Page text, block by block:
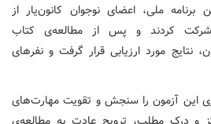
ملی، اعضای نوجوان کانون‌یار از
کردند و پس از مطالعه‌ی کتاب
مورد ارزیابی قرار گرفت و نفرهای
این آزمون را سنجش و تقویت مهارت‌های